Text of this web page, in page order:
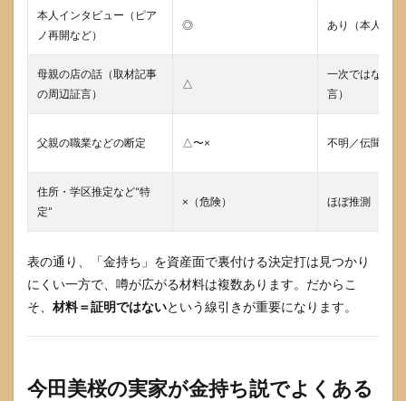
本人インタビュー（ピア
ノ再開など）
◎ あり（本人発言
母親の店の話（取材記事
の周辺証言）
△
一次ではない（
言）
父親の職業などの断定 △〜× 不明／伝聞が多
住所・学区推定など“特
定”
×（危険） ほぼ推測
表の通り、「金持ち」を資産面で裏付ける決定打は見つかり
にくい一方で、噂が広がる材料は複数あります。だからこ
そ、 材料＝証明ではないという線引きが重要になります。
今田美桜の実家が金持ち説でよくある